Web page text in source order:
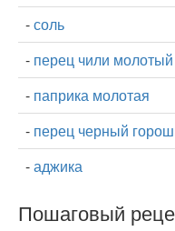
-соль
- перец чили молотый
- паприка молотая
- перец черный
-аджика
Пошаговый